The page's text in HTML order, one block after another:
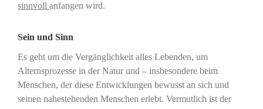
sinnvoll anfangen wird.
Sein und Sinn
Es geht um die Vergänglichkeit alles Lebenden, um
Alternsprozesse in der Natur und – insbesondere beim
Menschen, der diese Entwicklungen bewusst an sich und
seinen nahestehenden Menschen erlebt. Vermutlich ist der